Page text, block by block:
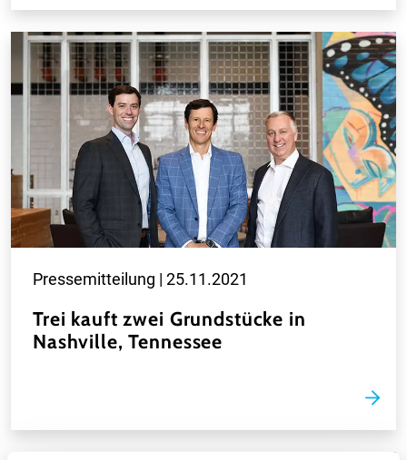
Pressemitteilung | 25.11.2021
Trei kauft zwei Grundstücke in
Nashville, Tennessee